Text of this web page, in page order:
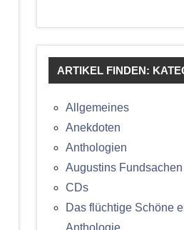
ARTIKEL FINDEN:
Allgemeines
Anekdoten
Anthologien
Augustins Fundsachen
CDs
Das flüchtige Schöne